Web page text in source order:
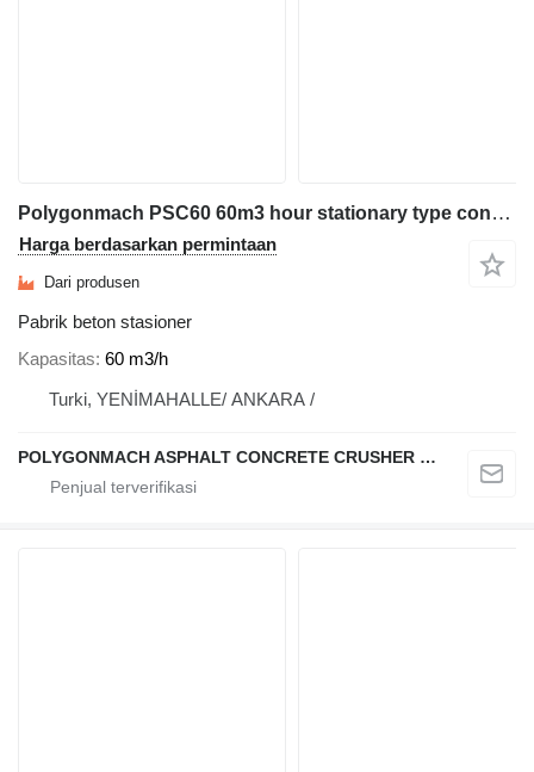
Polygonmach PSC60 60m3 hour stationary type concrete plant
Harga berdasarkan permintaan
Dari produsen
Pabrik beton stasioner
Kapasitas 60 m3/h
Turki, YENİMAHALLE/ ANKARA /
POLYGONMACH ASPHALT CONCRETE CRUSHER SYSTEMS